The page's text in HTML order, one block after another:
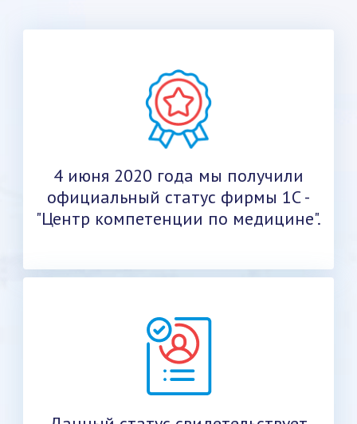
4 июня 2020 года мы получили
официальный статус фирмы 1С -
"Центр компетенции по медицине".